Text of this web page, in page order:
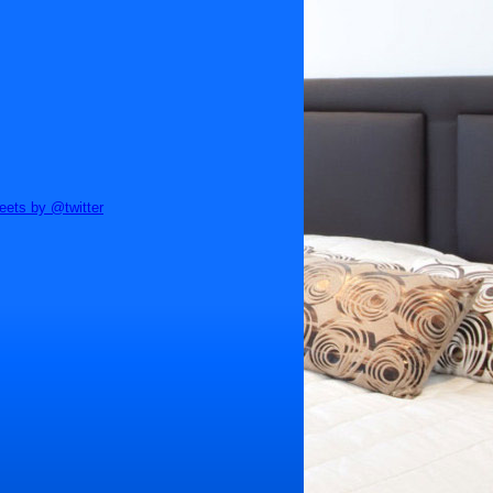
by @twitter